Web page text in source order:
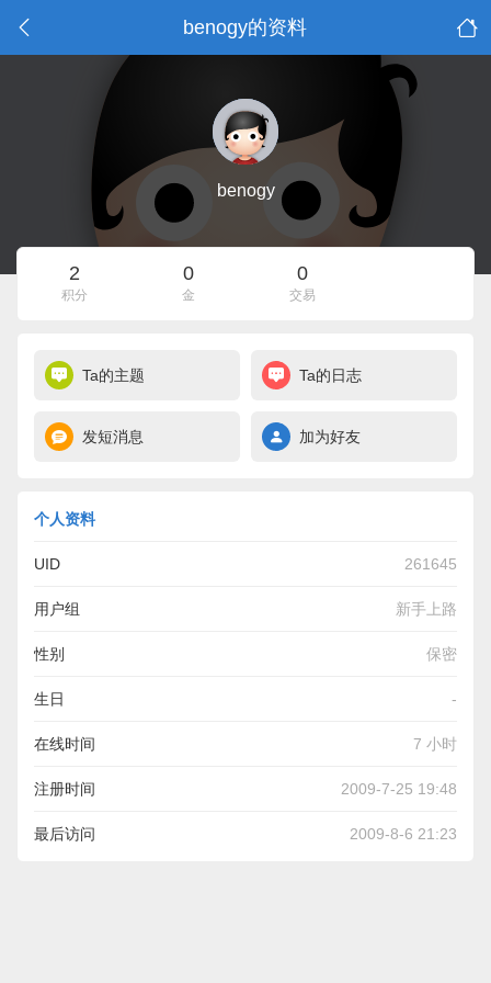
benogy的资料
benogy
2
积分
0
金
0
交易
Ta的主题 Ta的日志
发短消息 加为好友
个人资料
UID 261645
用户组 新手上路
性别 保密
生日 -
在线时间 7 小时
注册时间 2009-7-25 19:48
最后访问 2009-8-6 21:23